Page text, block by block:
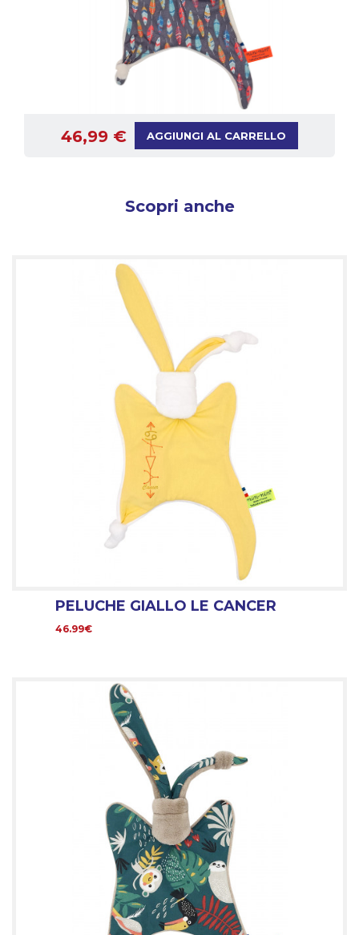
46,99 € AGGIUNGI AL CARRELLO
Scopri anche
PELUCHE GIALLO LE CANCER
46.99€